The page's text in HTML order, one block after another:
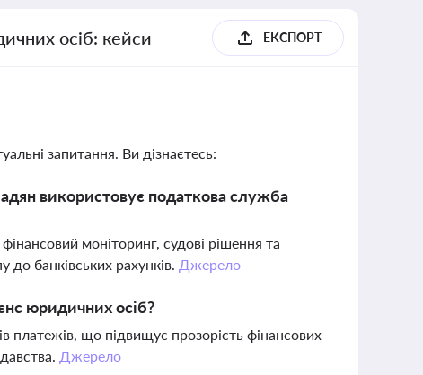
осіб: кейси ЕКСПОРТ
запитання. Ви дізнаєтесь:
використовує податкова служба
моніторинг, судові рішення та
банківських рахунків. Джерело
юридичних осіб?
платежів, що підвищує прозорість фінансових
Джерело